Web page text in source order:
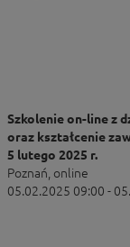
Szkolenie on-line z
oraz kształcenie
5 lutego 2025 r.
Poznań, online
05.02.2025 09:00 -